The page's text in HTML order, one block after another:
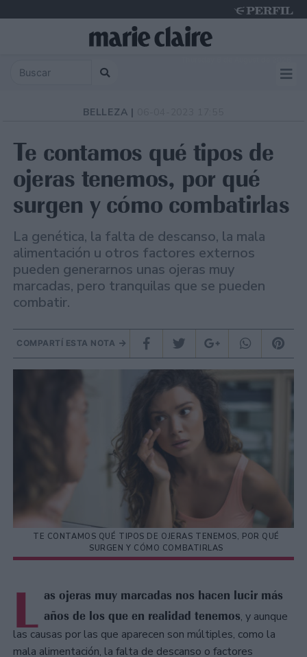
BELLEZA |
Te contamos qué tipos de
ojeras tenemos, por qué
surgen y cómo combatirlas
La genética, la falta de descanso, la mala
alimentación u otros factores externos
pueden generarnos unas ojeras muy
marcadas, pero tranquilas que se pueden
combatir.
COMPARTÍ ESTA NOTA
TE CONTAMOS QUÉ TIPOS DE OJERAS TENEMOS, POR QUÉ
SURGEN Y CÓMO COMBATIRLAS
L as ojeras muy marcadas nos hacen lucir más
años de los que en realidad tenemos, y aunque
las causas por las que aparecen son múltiples, como la
mala alimentación, la falta de descanso o factores